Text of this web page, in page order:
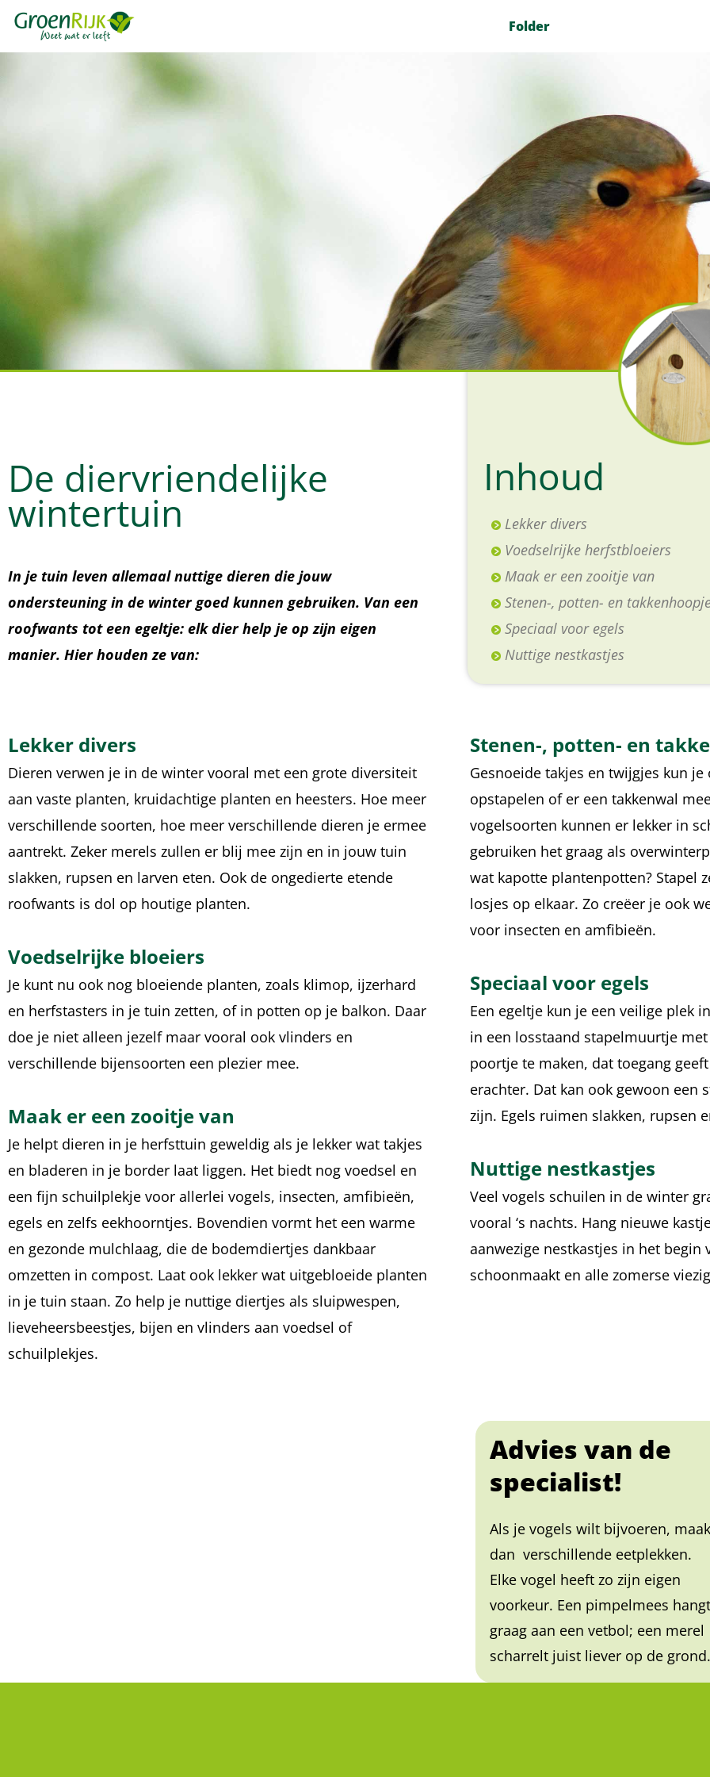
Folder
De diervriendelijke
wintertuin
In je tuin leven allemaal nuttige dieren die jouw
ondersteuning in de winter goed kunnen gebruiken. Van een
roofwants tot een egeltje: elk dier help je op zijn eigen
manier. Hier houden ze van:
Inhoud
Lekker divers
Voedselrijke herfstbloeiers
Maak er een zooitje van
Stenen-, potten- en
Speciaal voor egels
Nuttige nestkastjes
Lekker divers
Dieren verwen je in de winter vooral met een grote diversiteit
aan vaste planten, kruidachtige planten en heesters. Hoe meer
verschillende soorten, hoe meer verschillende dieren je ermee
aantrekt. Zeker merels zullen er blij mee zijn en in jouw tuin
slakken, rupsen en larven eten. Ook de ongedierte etende
roofwants is dol op houtige planten.
Voedselrijke bloeiers
Je kunt nu ook nog bloeiende planten, zoals klimop, ijzerhard
en herfstasters in je tuin zetten, of in potten op je balkon. Daar
doe je niet alleen jezelf maar vooral ook vlinders en
verschillende bijensoorten een plezier mee.
Maak er een zooitje van
Je helpt dieren in je herfsttuin geweldig als je lekker wat takjes
en bladeren in je border laat liggen. Het biedt nog voedsel en
een fijn schuilplekje voor allerlei vogels, insecten, amfibieën,
egels en zelfs eekhoorntjes. Bovendien vormt het een warme
en gezonde mulchlaag, die de bodemdiertjes dankbaar
omzetten in compost. Laat ook lekker wat uitgebloeide planten
in je tuin staan. Zo help je nuttige diertjes als sluipwespen,
lieveheersbeestjes, bijen en vlinders aan voedsel of
schuilplekjes.
Stenen-, potten- en
Gesnoeide takjes en twijgjes kun
opstapelen of er een takkenwal
vogelsoorten kunnen er lekker in
gebruiken het graag als
wat kapotte plantenpotten? Stapel
losjes op elkaar. Zo creëer je ook
voor insecten en amfibieën.
Speciaal voor egels
Een egeltje kun je een veilige plek
in een losstaand stapelmuurtje
poortje te maken, dat toegang
erachter. Dat kan ook gewoon een
zijn. Egels ruimen slakken, rupsen
Nuttige nestkastjes
Veel vogels schuilen in de winter
vooral ‘s nachts. Hang nieuwe
aanwezige nestkastjes in het begin
schoonmaakt en alle zomerse
Advies van de
specialist!
Als je vogels wilt bijvoeren, maak
dan verschillende eetplekken.
Elke vogel heeft zo zijn eigen
voorkeur. Een pimpelmees hangt
graag aan een vetbol; een merel
scharrelt juist liever op de grond.